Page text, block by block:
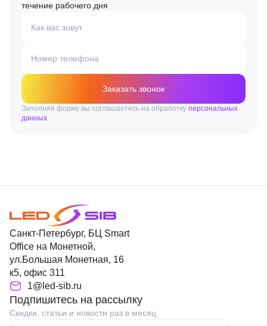
течение рабочего дня
Как вас зовут
Номер телефона
Заказать звонок
Заполняя форму вы соглашаетесь на обработку персональных
данных
Санкт-Петербург, БЦ Smart
Office на Монетной,
ул.Большая Монетная, 16
к5, офис 311
1@led-sib.ru
Подпишитесь на рассылку
Скидки, статьи и новости раз в месяц